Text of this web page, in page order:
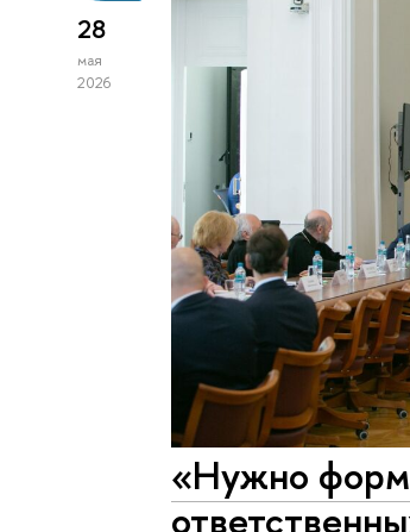
28
мая
2026
«Нужно